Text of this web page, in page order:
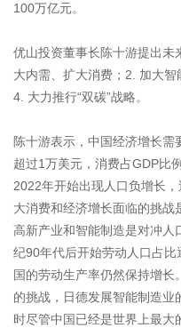
100万亿元。
优山投资董事长陈十游提出未
大内需、扩大消费；2. 加大智
4. 大力推行“双碳”战略。
陈十游表示，中国经济增长
超过1万美元，消费占GDP比
2022年开始出现人口负增长
大消费和经济增长面临的挑战
高新产业和智能制造是对冲人
纪90年代后开始劳动人口占
国的劳动生产率仍然保持增
的挑战，日德发展智能制造业
时尽管中国已经是世界上最大